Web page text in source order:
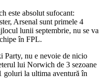
este absolut sufocant:
Arsenal sunt primele 4
lunii septembrie, nu se va
în FPL.
Party, nu e nevoie de nicio
lui Norwich de 3 sezoane
goluri la ultima aventură în